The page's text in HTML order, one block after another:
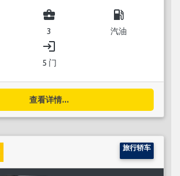
business_center
3
local_gas_station
汽油
login
5 门
查看详情...
旅行轿车